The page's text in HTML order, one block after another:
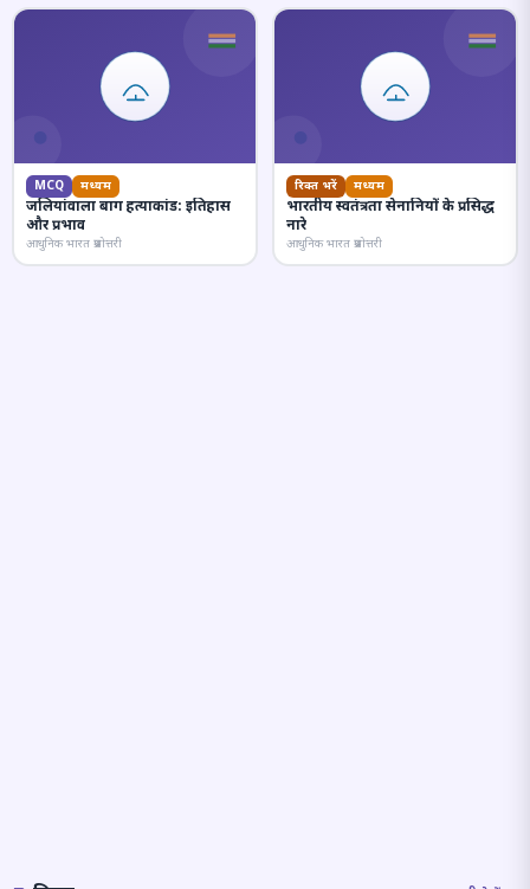
MCQ मध्यम
जलियांवाला बाग हत्याकांड: इतिहास
और प्रभाव
आधुनिक भारत प्रश्नोत्तरी
रिक्त भरें मध्यम
भारतीय स्वतंत्रता सेनानियों के प्रसिद्ध
नारे
आधुनिक भारत प्रश्नोत्तरी